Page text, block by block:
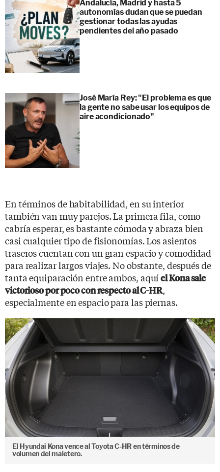
Andalucía, Madrid y hasta 5
autonomías dudan que se puedan
gestionar todas las ayudas
pendientes del año pasado
José María Rey: "El problema es que
la gente no sabe usar los equipos de
aire acondicionado"
En términos de habitabilidad, en su interior
también van muy parejos. La primera fila, como
cabría esperar, es bastante cómoda y abraza bien
casi cualquier tipo de fisionomías. Los asientos
traseros cuentan con un gran espacio y comodidad
para realizar largos viajes. No obstante, después de
tanta equiparación entre ambos, aquíel Kona sale
victorioso por poco con respecto al C-HR,
especialmente en espacio para las piernas.
El Hyundai Kona vence al Toyota C-HR en términos de
volumen del maletero.